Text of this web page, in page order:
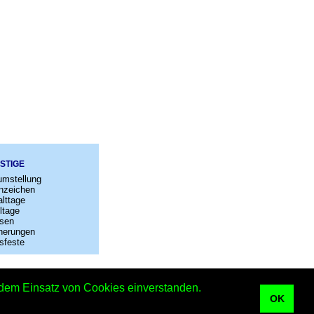
Einsatz von Cookies einverstanden.
OK